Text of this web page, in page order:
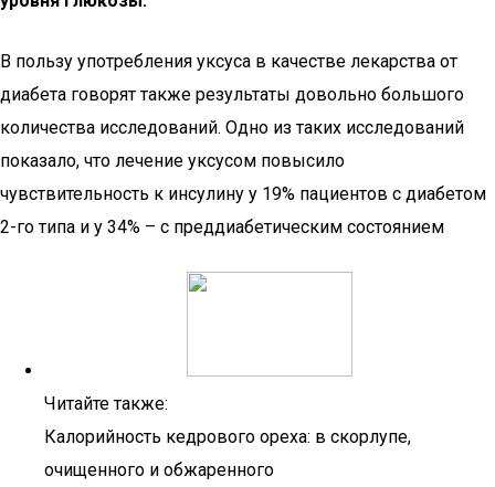
В пользу употребления уксуса в качестве лекарства от
диабета говорят также результаты довольно большого
количества исследований. Одно из таких исследований
показало, что лечение уксусом повысило
чувствительность к инсулину у 19% пациентов с диабетом
2-го типа и у 34% – с преддиабетическим состоянием
Читайте также:
Калорийность кедрового ореха: в скорлупе,
очищенного и обжаренного